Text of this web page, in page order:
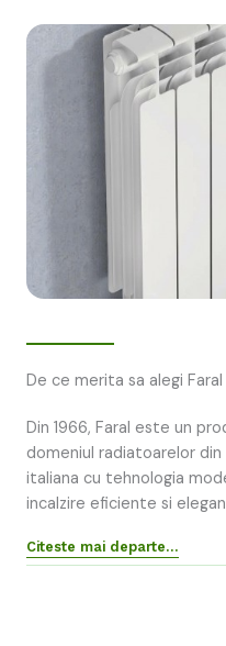
De ce merita sa alegi Faral
Din 1966, Faral este un
domeniul radiatoarelor
italiana cu tehnologia
incalzire eficiente si
Citeste mai departe…